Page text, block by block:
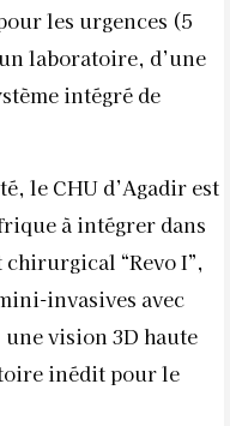
les urgences (5
laboratoire, d’une
intégré de
le CHU d’Agadir est
à intégrer dans
“Revo I”,
invasives avec
vision 3D haute
inédit pour le